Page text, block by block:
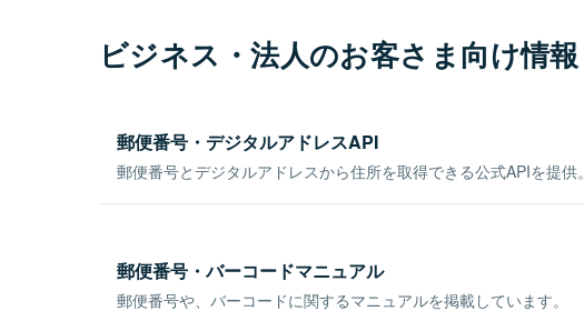
ビジネス・法人のお客さま向け情報
郵便番号・デジタルアドレスAPI
郵便番号とデジタルアドレスから住所を取得できる公式APIを提供。
郵便番号・バーコードマニュアル
郵便番号や、バーコードに関するマニュアルを掲載しています。